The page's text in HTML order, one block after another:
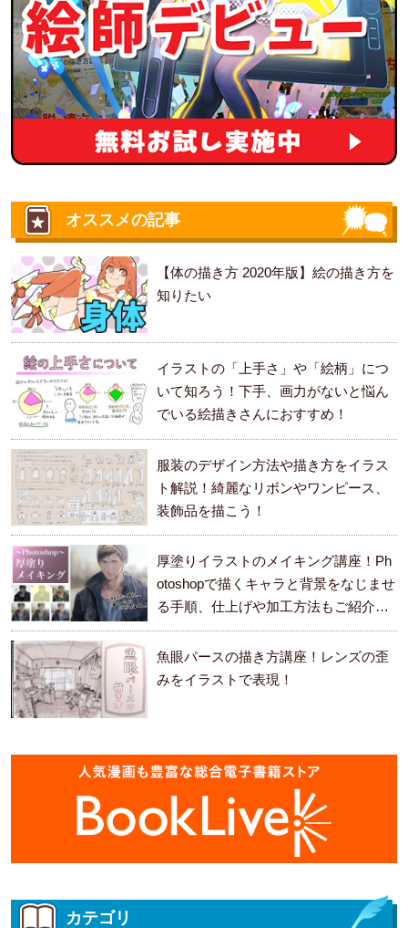
オススメの記事
【体の描き方 2020年版】絵の描き方を
知りたい
イラストの「上手さ」や「絵柄」につ
いて知ろう！下手、画力がないと悩ん
でいる絵描きさんにおすすめ！
服装のデザイン方法や描き方をイラス
ト解説！綺麗なリボンやワンピース、
装飾品を描こう！
厚塗りイラストのメイキング講座！Ph
otoshopで描くキャラと背景をなじませ
る手順、仕上げや加工方法もご紹介し
ます。
魚眼パースの描き方講座！レンズの歪
みをイラストで表現！
カテゴリ